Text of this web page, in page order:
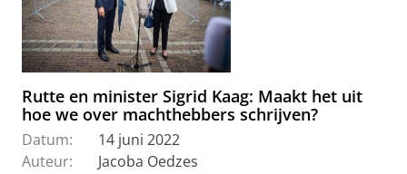
Rutte en minister Sigrid Kaag: Maakt het uit
hoe we over machthebbers schrijven?
Datum:
14 juni 2022
Auteur:
Jacoba Oedzes